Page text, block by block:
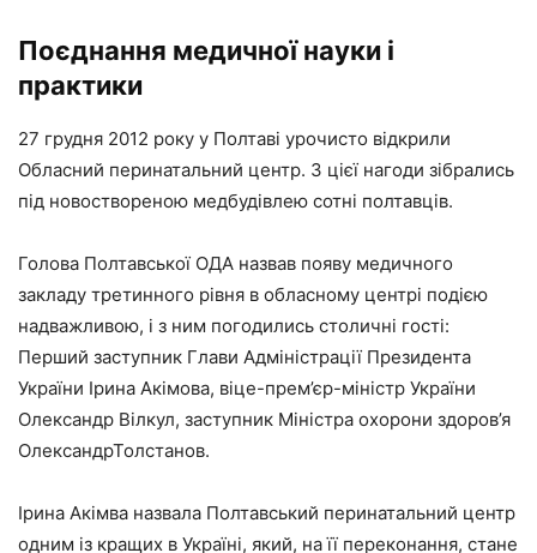
Поєднання медичної науки і
практики
27 грудня 2012 року у Полтаві урочисто відкрили
Обласний перинатальний центр. З цієї нагоди зібрались
під новоствореною медбудівлею сотні полтавців.
Голова Полтавської ОДА назвав появу медичного
закладу третинного рівня в обласному центрі подією
надважливою, і з ним погодились столичні гості:
Перший заступник Глави Адміністрації Президента
України Ірина Акімова, віце-прем’єр-міністр України
Олександр Вілкул, заступник Міністра охорони здоров’я
ОлександрТолстанов.
Ірина Акімва назвала Полтавський перинатальний центр
одним із кращих в Україні, який, на її переконання, стане